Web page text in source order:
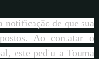
notificação de que sua
Ao contatar o
este pediu a Touma